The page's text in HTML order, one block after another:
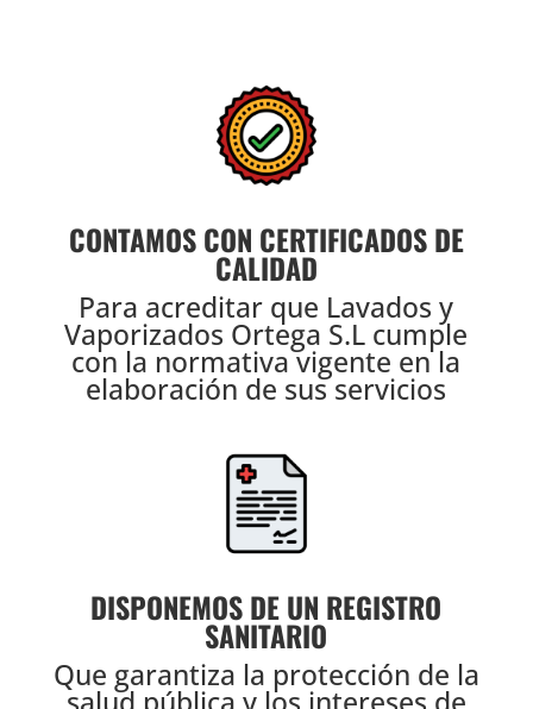
CONTAMOS CON CERTIFICADOS DE
CALIDAD
Para acreditar que Lavados y
Vaporizados Ortega S.L cumple
con la normativa vigente en la
elaboración de sus servicios
DISPONEMOS DE UN REGISTRO
SANITARIO
Que garantiza la protección de la